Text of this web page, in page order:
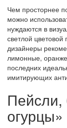
Чем просторнее
можно
нуждаются в
светлой
дизайнеры
лимонные,
последних
имитирующих
Пейсли,
огурцы»